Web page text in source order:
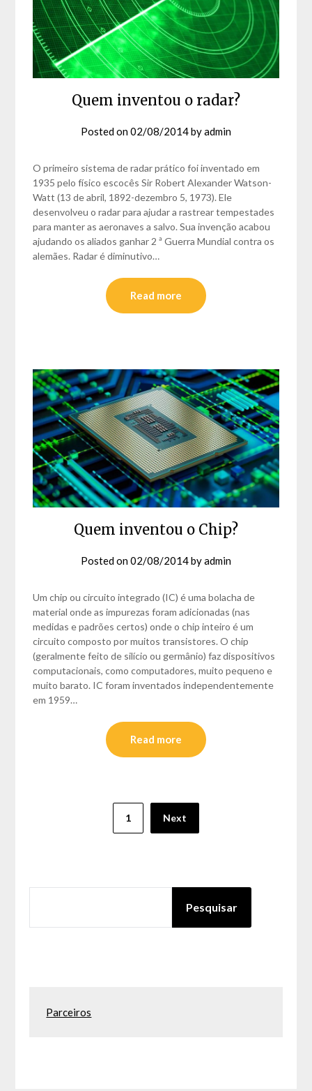
Quem inventou o radar?
Posted on02/08/2014byadmin
O primeiro sistema de radar prático foi inventado em
1935 pelo físico escocês Sir Robert Alexander Watson-
Watt (13 de abril, 1892-dezembro 5, 1973). Ele
desenvolveu o radar para ajudar a rastrear tempestades
para manter as aeronaves a salvo. Sua invenção acabou
ajudando os aliados ganhar 2 ª Guerra Mundial contra os
alemães. Radar é diminutivo…
Read more
Quem inventou o Chip?
Posted on02/08/2014byadmin
Um chip ou circuito integrado (IC) é uma bolacha de
material onde as impurezas foram adicionadas (nas
medidas e padrões certos) onde o chip inteiro é um
circuito composto por muitos transistores. O chip
(geralmente feito de silício ou germânio) faz dispositivos
computacionais, como computadores, muito pequeno e
muito barato. IC foram inventados independentemente
em 1959…
Read more
1 Next
Pesquisar
Parceiros